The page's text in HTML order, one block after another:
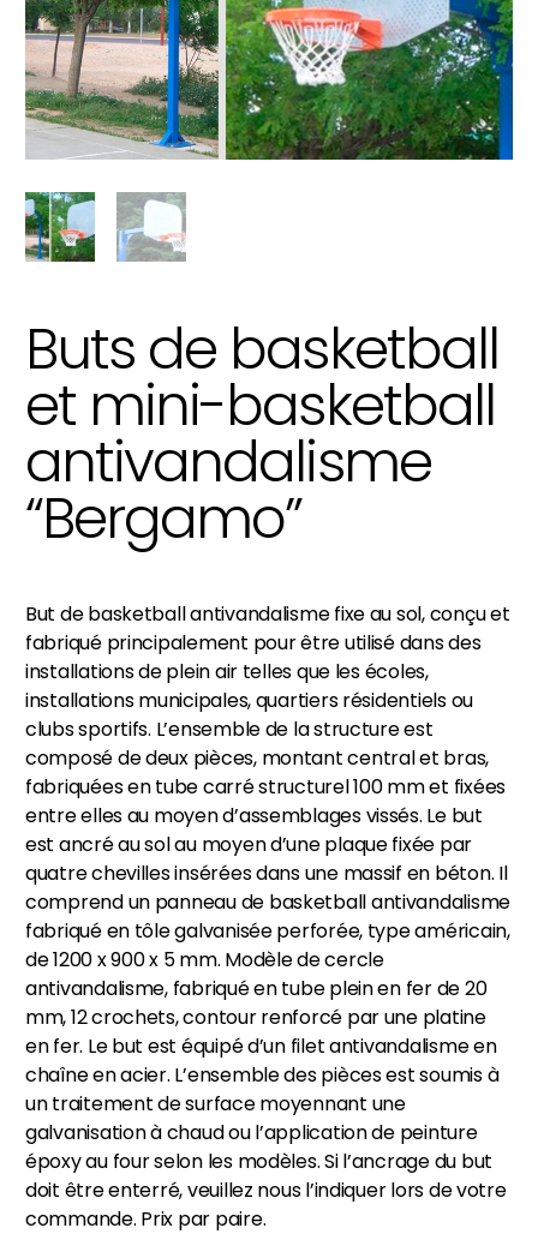
Buts de basketball
et mini-basketball
antivandalisme
“Bergamo”
But de basketball antivandalisme fixe au sol, conçu et
fabriqué principalement pour être utilisé dans des
installations de plein air telles que les écoles,
installations municipales, quartiers résidentiels ou
clubs sportifs. L’ensemble de la structure est
composé de deux pièces, montant central et bras,
fabriquées en tube carré structurel 100 mm et fixées
entre elles au moyen d’assemblages vissés. Le but
est ancré au sol au moyen d’une plaque fixée par
quatre chevilles insérées dans une massif en béton. Il
comprend un panneau de basketball antivandalisme
fabriqué en tôle galvanisée perforée, type américain,
de 1200 x 900 x 5 mm. Modèle de cercle
antivandalisme, fabriqué en tube plein en fer de 20
mm, 12 crochets, contour renforcé par une platine
en fer. Le but est équipé d’un filet antivandalisme en
chaîne en acier. L’ensemble des pièces est soumis à
un traitement de surface moyennant une
galvanisation à chaud ou l’application de peinture
époxy au four selon les modèles. Si l’ancrage du but
doit être enterré, veuillez nous l’indiquer lors de votre
commande. Prix par paire.